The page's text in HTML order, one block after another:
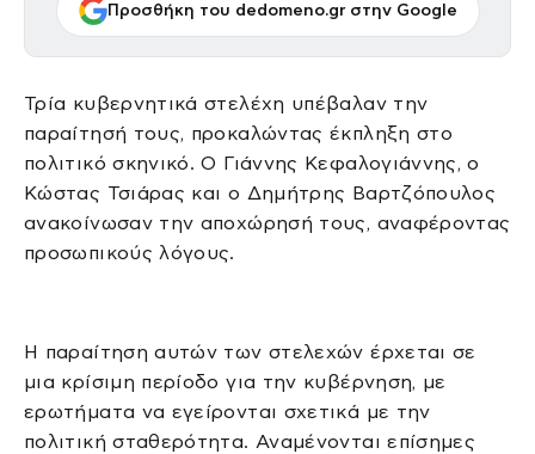
Προσθήκη του dedomeno.gr στην Google
Τρία κυβερνητικά στελέχη υπέβαλαν την
παραίτησή τους, προκαλώντας έκπληξη στο
πολιτικό σκηνικό. Ο Γιάννης Κεφαλογιάννης, ο
Κώστας Τσιάρας και ο Δημήτρης Βαρτζόπουλος
ανακοίνωσαν την αποχώρησή τους, αναφέροντας
προσωπικούς λόγους.
Η παραίτηση αυτών των στελεχών έρχεται σε
μια κρίσιμη περίοδο για την κυβέρνηση, με
ερωτήματα να εγείρονται σχετικά με την
πολιτική σταθερότητα. Αναμένονται επίσημες